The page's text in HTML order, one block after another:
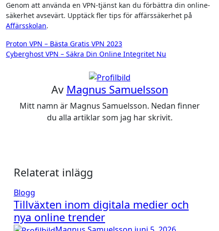
Genom att använda en VPN-tjänst kan du förbättra din online-
säkerhet avsevärt. Upptäck fler tips för affärssäkerhet på
Affärsskolan.
Inläggsnavigering
Proton VPN – Bästa Gratis VPN 2023
Cyberghost VPN – Säkra Din Online Integritet Nu
Av Magnus Samuelsson
Mitt namn är Magnus Samuelsson. Nedan finner
du alla artiklar som jag har skrivit.
Relaterat inlägg
Blogg
Tillväxten inom digitala medier och
nya online trender